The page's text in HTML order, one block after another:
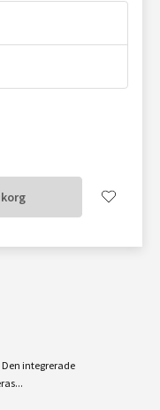
integrerade